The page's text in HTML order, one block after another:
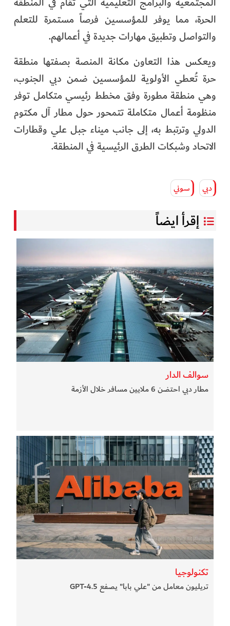
الحرة، مما يوفر للمؤسسين فرصاً مستمرة للتعلم
والتواصل وتطبيق مهارات جديدة في أعمالهم.
ويعكس هذا التعاون مكانة المنصة بصفتها منطقة
حرة تُعطي الأولوية للمؤسسين ضمن دبي الجنوب،
وهي منطقة مطورة وفق مخطط رئيسي متكامل توفر
منظومة أعمال متكاملة تتمحور حول مطار آل مكتوم
الدولي وترتبط به، إلى جانب ميناء جبل علي وقطارات
الاتحاد وشبكات الطرق الرئيسية في المنطقة.
دبي سوني
إقرأ ايضاً
سوالف الدار
مطار دبي احتضن 6 ملايين مسافر خلال الأزمة
تكنولوجيا
تريليون معامل من "علي بابا" يصفع GPT-4.5